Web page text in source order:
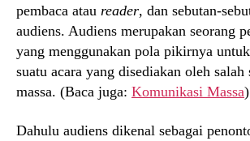
pembaca atau reader, dan sebutan-
audiens. Audiens merupakan seorang
yang menggunakan pola pikirnya
suatu acara yang disediakan oleh salah
massa. (Baca juga: Komunikasi Massa)
Dahulu audiens dikenal sebagai